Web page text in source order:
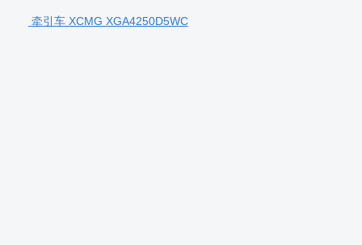
牵引车 XCMG XGA4250D5WC